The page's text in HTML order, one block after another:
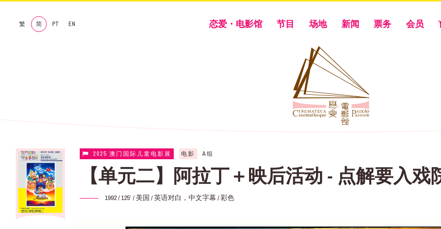
繁 简 PT EN 恋爱・电影馆 节目 场地 新闻 票务 会员
2025 澳门国际儿童电影展 电影 A组
【单元二】阿拉丁＋映后活动 - 点解要入戏
1992 / 125’ / 美国 / 英语对白，中文字幕 / 彩色